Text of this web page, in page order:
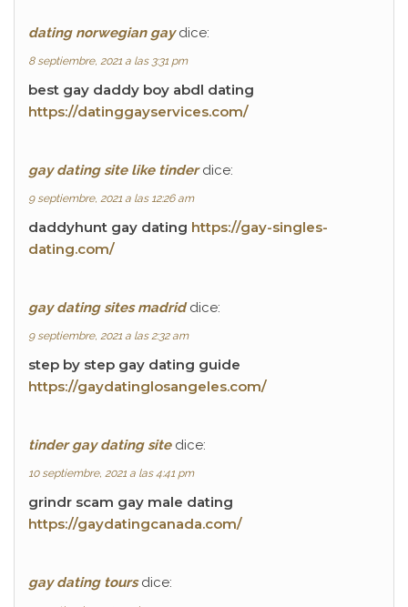
dating norwegian gay dice:
8 septiembre, 2021 a las 3:31 pm
best gay daddy boy abdl dating
https://datinggayservices.com/
gay dating site like tinder dice:
9 septiembre, 2021 a las 12:26 am
daddyhunt gay dating https://gay-singles-
dating.com/
gay dating sites madrid dice:
9 septiembre, 2021 a las 2:32 am
step by step gay dating guide
https://gaydatinglosangeles.com/
tinder gay dating site dice:
10 septiembre, 2021 a las 4:41 pm
grindr scam gay male dating
https://gaydatingcanada.com/
gay dating tours dice: